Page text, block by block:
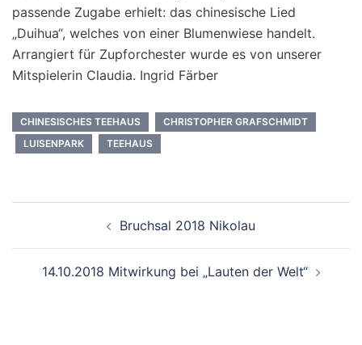
passende Zugabe erhielt: das chinesische Lied
„Duihua“, welches von einer Blumenwiese handelt.
Arrangiert für Zupforchester wurde es von unserer
Mitspielerin Claudia. Ingrid Färber
CHINESISCHES TEEHAUS
CHRISTOPHER GRAFSCHMIDT
LUISENPARK
TEEHAUS
Bruchsal 2018 Nikolau
14.10.2018 Mitwirkung bei „Lauten der Welt“